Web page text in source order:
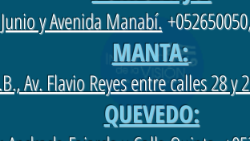
y Avenida Manabí.
MANTA:
Av. Flavio Reyes entre calles 28 y
QUEVEDO: